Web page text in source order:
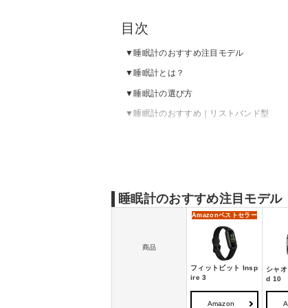
目次
睡眠計のおすすめ注目モデル
睡眠計とは？
睡眠計の選び方
睡眠計のおすすめ｜リストバンド型
睡眠計の売れ筋ランキングをチェック
睡眠計のおすすめ注目モデル
商品
Amazonベストセラー
フィットビット Insp
ire 3
シャ
d 10
Amazon